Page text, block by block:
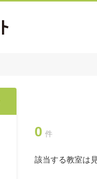
0 件
該当する教室は